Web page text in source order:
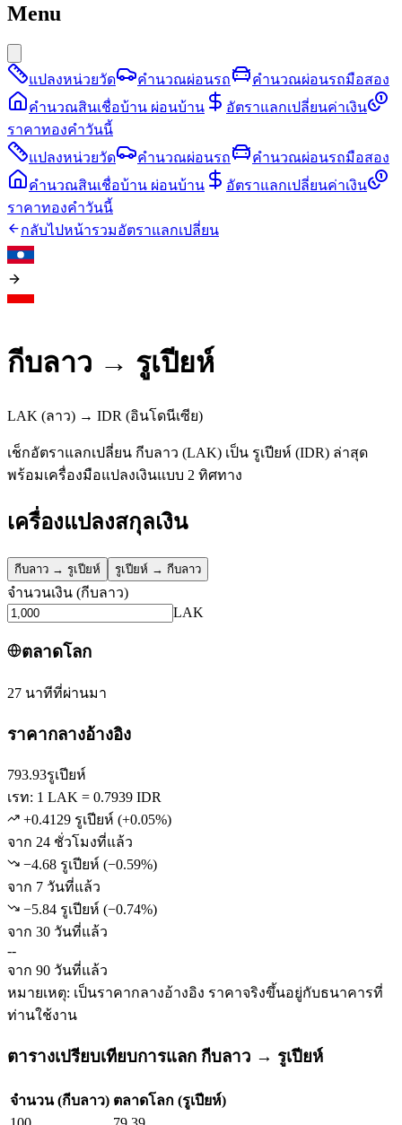
Menu
แปลงหน่วยวัด คำนวณผ่อนรถ
คำนวณผ่อนรถมือสอง
คำนวณสินเชื่อบ้าน ผ่อนบ้าน
อัตราแลกเปลี่ยนค่าเงิน
ราคาทองคำวันนี้
แปลงหน่วยวัด
คำนวณผ่อนรถ
คำนวณผ่อนรถมือสอง
คำนวณสินเชื่อบ้าน ผ่อนบ้าน
อัตราแลกเปลี่ยนค่าเงิน
ราคาทองคำวันนี้
กลับไปหน้ารวมอัตราแลกเปลี่ยน
กีบลาว → รูเปียห์
LAK (ลาว) → IDR (อินโดนีเซีย)
เช็กอัตราแลกเปลี่ยน กีบลาว (LAK) เป็น รูเปียห์ (IDR) ล่าสุด
พร้อมเครื่องมือแปลงเงินแบบ 2 ทิศทาง
เครื่องแปลงสกุลเงิน
กีบลาว → รูเปียห์ รูเปียห์ → กีบลาว
จำนวนเงิน (กีบลาว)
LAK
ตลาดโลก
27 นาทีที่ผ่านมา
ราคากลางอ้างอิง
793.93รูเปียห์
เรท: 1 LAK = 0.7939 IDR
+0.4129 รูเปียห์ (+0.05%)
จาก 24 ชั่วโมงที่แล้ว
−4.68 รูเปียห์ (−0.59%)
จาก 7 วันที่แล้ว
−5.84 รูเปียห์ (−0.74%)
จาก 30 วันที่แล้ว
--
จาก 90 วันที่แล้ว
หมายเหตุ: เป็นราคากลางอ้างอิง ราคาจริงขึ้นอยู่กับธนาคารที่
ท่านใช้งาน
ตารางเปรียบเทียบการแลก กีบลาว → รูเปียห์
จำนวน (กีบลาว) ตลาดโลก (รูเปียห์)